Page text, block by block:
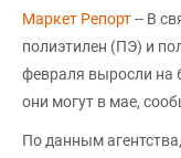
Маркет Репорт-- В
полиэтилен (ПЭ) и
февраля выросли на
они могут в мае,
По данным